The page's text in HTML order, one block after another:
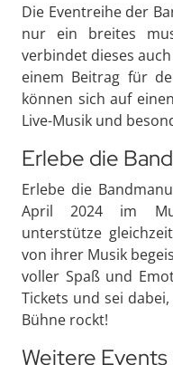
Die Eventreihe der
nur ein breites
verbindet dieses
einem Beitrag für
können sich auf
Live-Musik und
Erlebe die
Erlebe die
April 2024 im
unterstütze
von ihrer Musik
voller Spaß und
Tickets und sei
Bühne rockt!
Weitere